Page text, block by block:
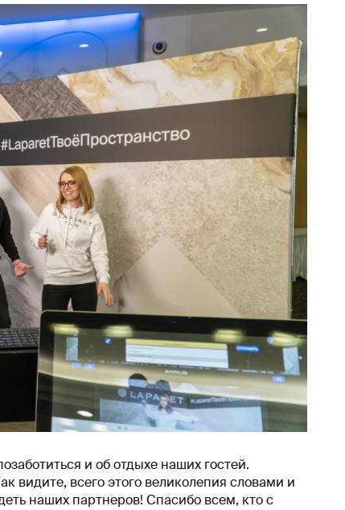
и об отдыхе наших гостей.
видите, всего этого великолепия словами и
наших партнеров! Спасибо всем, кто с